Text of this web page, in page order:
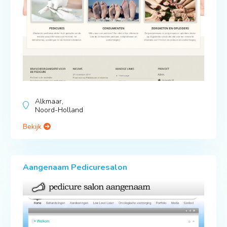
Alkmaar,
Noord-Holland
Bekijk
Aangenaam Pedicuresalon